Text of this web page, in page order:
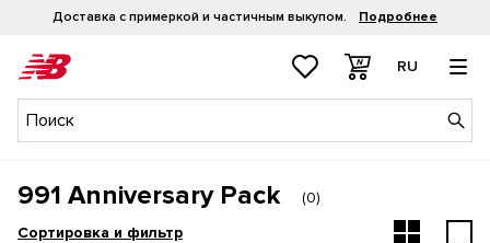
Доставка с примеркой и частичным выкупом. Подробнее
RU
991 Anniversary Pack (0)
Сортировка и фильтр